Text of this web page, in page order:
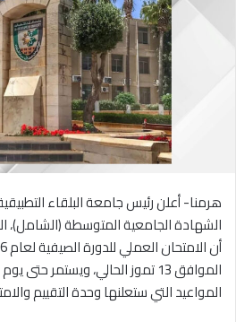
هرمنا- أعلن رئيس جامعة البلقاء
الشهادة الجامعية المتوسطة (الشامل)،
المواعيد التي ستعلنها وحدة التقييم